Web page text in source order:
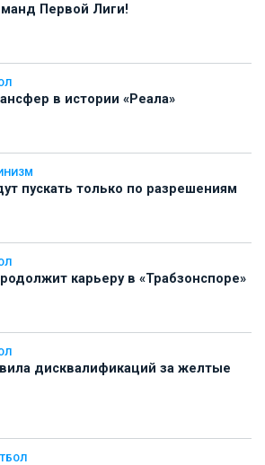
Первой Лиги!
в истории «Реала»
пускать только по разрешениям
карьеру в «Трабзонспоре»
дисквалификаций за желтые